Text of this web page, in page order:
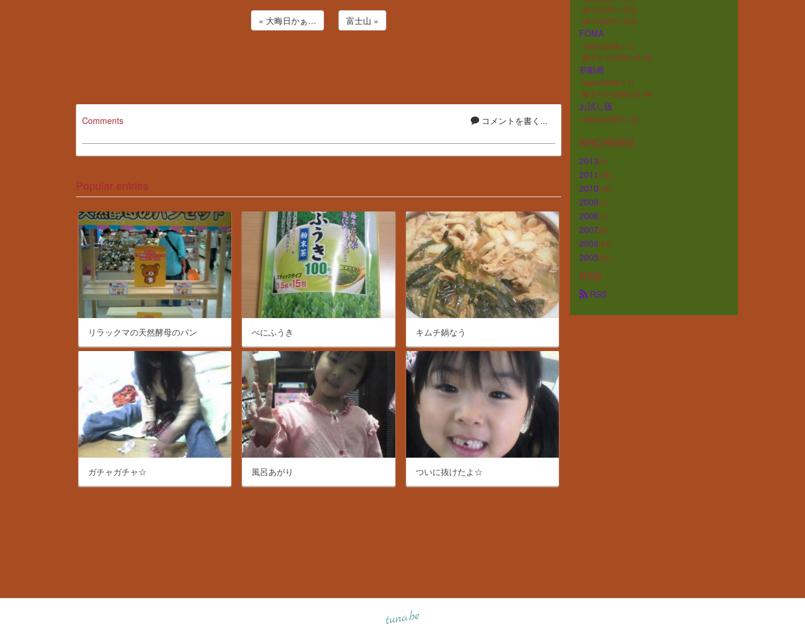
« 大晦日かぁ… 富士山 »
コメントを書く...
Comments
Popular entries
リラックマの天然酵母のパン べにふうき キムチ鍋なう
ガチャガチャ☆ 風呂あがり ついに抜けたよ☆
q6116(2011.5.5)
q6116(2011.5.5)
FOMA
marlo(2006.1.1)
順子ママ(2005.12.19)
初動画
marlo(2006.1.1)
順子ママ(2005.12.19)
お試し版
marlo(2005.11.3)
ARCHIVES
2013(1)
2011 (16)
2010(18)
2009(1)
2008(1)
2007(2)
2006(14)
2005(31)
RSS
RSS
tuna.be